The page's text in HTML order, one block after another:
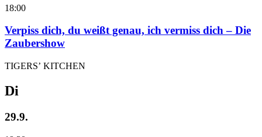
18:00
Verpiss dich, du weißt genau, ich vermiss dich – Die
Zaubershow
TIGERS’ KITCHEN
Di
29.9.